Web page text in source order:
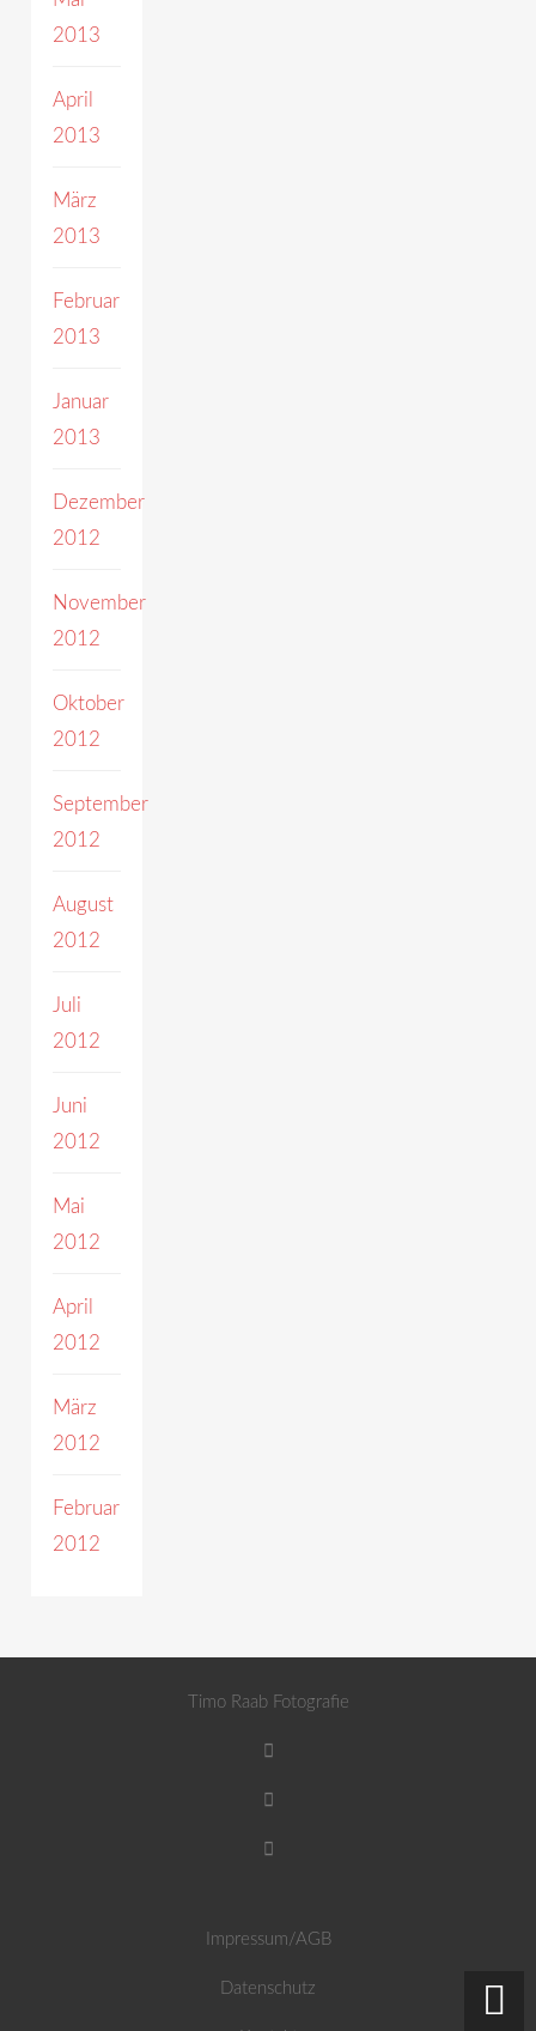
2013
April
2013
März
2013
Februar
2013
Januar
2013
Dezember
2012
November
2012
Oktober
2012
September
2012
August
2012
Juli
2012
Juni
2012
Mai
2012
April
2012
März
2012
Februar
2012
Timo Raab Fotografie
Impressum/AGB
Datenschutz